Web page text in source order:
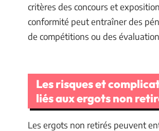
critères des concours et
conformité peut entraîner des
de compétitions ou des
Les risques et
liés aux ergots non
Les ergots non retirés peuvent